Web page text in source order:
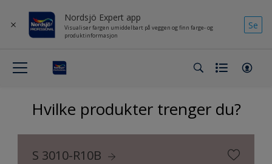
Nordsjö Expert app
Visualiser fargen umiddelbart på veggen og finn farge- og
produktinformasjon
Se
Hvilke produkter trenger du?
S 3010-R10B